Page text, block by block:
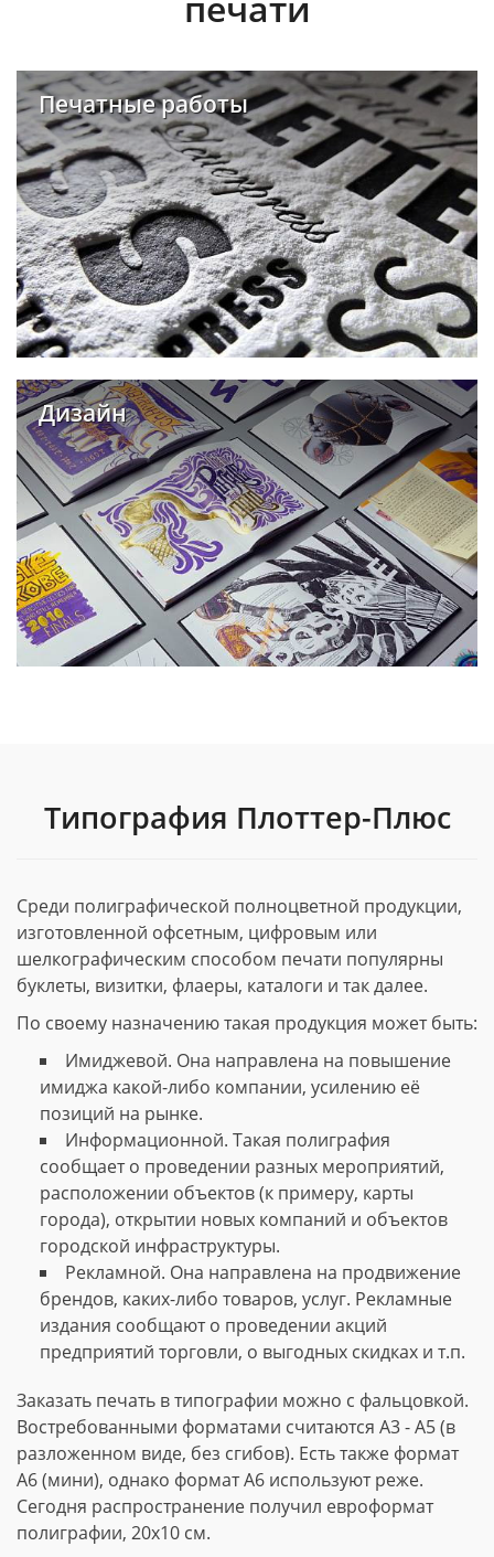
Печатные работы
Дизайн
Типография Плоттер-Плюс
Среди полиграфической полноцветной продукции,
изготовленной офсетным, цифровым или
шелкографическим способом печати популярны
буклеты, визитки, флаеры, каталоги и так далее.
По своему назначению такая продукция может быть:
Имиджевой. Она направлена на повышение
имиджа какой-либо компании, усилению её
позиций на рынке.
Информационной. Такая полиграфия
сообщает о проведении разных мероприятий,
расположении объектов (к примеру, карты
города), открытии новых компаний и объектов
городской инфраструктуры.
Рекламной. Она направлена на продвижение
брендов, каких-либо товаров, услуг. Рекламные
издания сообщают о проведении акций
предприятий торговли, о выгодных скидках и т.п.
Заказать печать в типографии можно с фальцовкой.
Востребованными форматами считаются А3 - А5 (в
разложенном виде, без сгибов). Есть также формат
А6 (мини), однако формат А6 используют реже.
Сегодня распространение получил евроформат
полиграфии, 20х10 см.